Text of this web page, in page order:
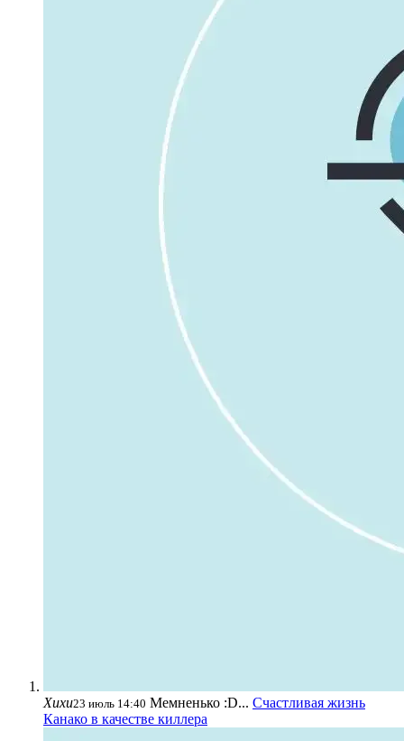
Хихи23 июль 14:40 Мемненько :D... Счастливая жизнь
Канако в качестве киллера